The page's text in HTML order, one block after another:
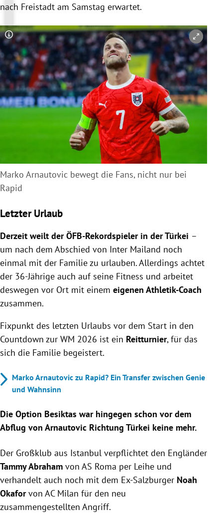
nach Freistadt am Samstag erwartet.
Copyright-Hinweis öffnen/schließen
Marko Arnautovic bewegt die Fans, nicht nur bei
Rapid
Letzter Urlaub
Derzeit weilt der ÖFB-Rekordspieler in der Türkei –
um nach dem Abschied von Inter Mailand noch
einmal mit der Familie zu urlauben. Allerdings achtet
der 36-Jährige auch auf seine Fitness und arbeitet
deswegen vor Ort mit einem eigenen Athletik-Coach
zusammen.
Fixpunkt des letzten Urlaubs vor dem Start in den
Countdown zur WM 2026 ist ein Reitturnier, für das
sich die Familie begeistert.
Marko Arnautovic zu Rapid? Ein Transfer zwischen Genie
und Wahnsinn
Die Option Besiktas war hingegen schon vor dem
Abflug von Arnautovic Richtung Türkei keine mehr.
Der Großklub aus Istanbul verpflichtet den Engländer
Tammy Abraham von AS Roma per Leihe und
verhandelt auch noch mit dem Ex-Salzburger Noah
Okaforvon AC Milan für den neu
zusammengestellten Angriff.